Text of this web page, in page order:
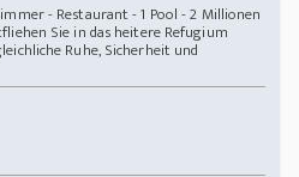
- Restaurant - 1 Pool - 2 Millionen
Sie in das heitere Refugium
Ruhe, Sicherheit und